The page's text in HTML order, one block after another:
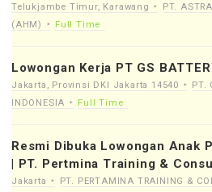
Telukjambe Timur, Karawang
PT.
(AHM)
Full Time
Lowongan Kerja PT GS
Jakarta, Provinsi DKI Jakarta 14540
PT.
INDONESIA
Full Time
Resmi Dibuka Lowongan Anak
| PT. Pertmina Training &
Jakarta PT. PERTAMINA TRAINING &